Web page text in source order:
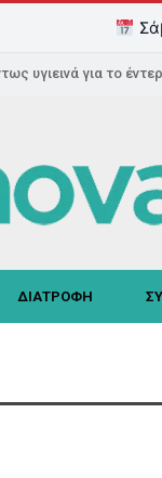
υγιεινά για το
ΔΙΑΤΡΟΦΗ